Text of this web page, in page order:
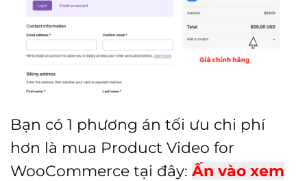
Bạn có 1 phương án tối ưu chi phí
hơn là mua Product Video for
WooCommerce tại đây: Ấn vào xem